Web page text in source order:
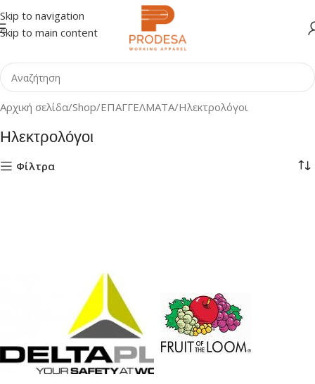
Skip to navigation
Skip to main content
Αρχική σελίδα Shop ΕΠΑΓΓΕΛΜΑΤΑ Ηλεκτρολόγοι
Ηλεκτρολόγοι
Φίλτρα